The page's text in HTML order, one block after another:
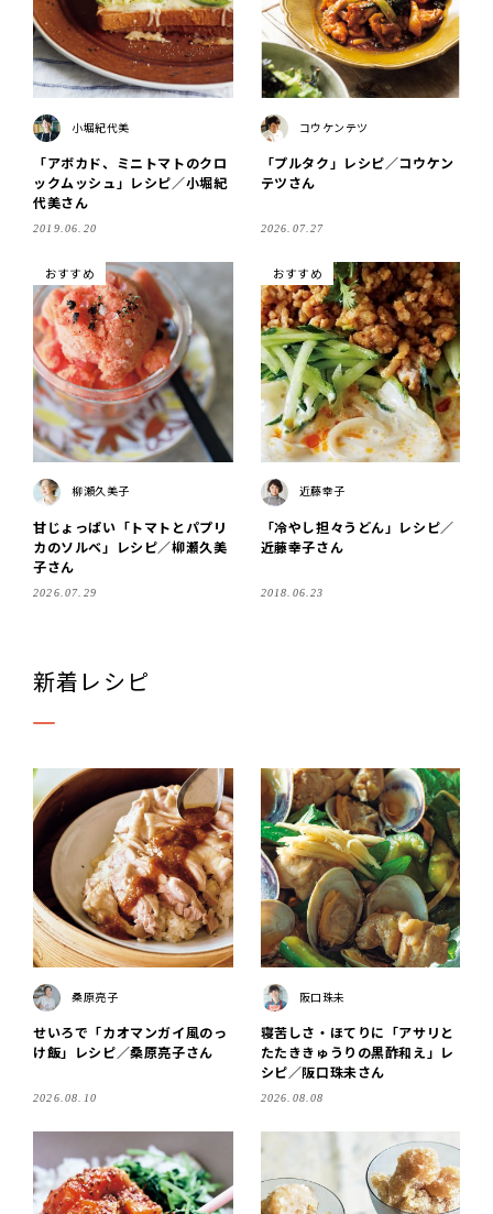
小堀紀代美
「アボカド、ミニトマトのクロ
ックムッシュ」レシピ／小堀紀
代美さん
2019.06.20
コウケンテツ
「プルタク」レシピ／コウケン
テツさん
2026.07.27
おすすめ
柳瀬久美子
甘じょっぱい「トマトとパプリ
カのソルベ」レシピ／柳瀬久美
子さん
2026.07.29
おすすめ
近藤幸子
「冷やし担々うどん」レシピ／
近藤幸子さん
2018.06.23
新着レシピ
桑原亮子
せいろで「カオマンガイ風のっ
け飯」レシピ／桑原亮子さん
2026.08.10
阪口珠未
寝苦しさ・ほてりに「アサリと
たたききゅうりの黒酢和え」レ
シピ／阪口珠未さん
2026.08.08